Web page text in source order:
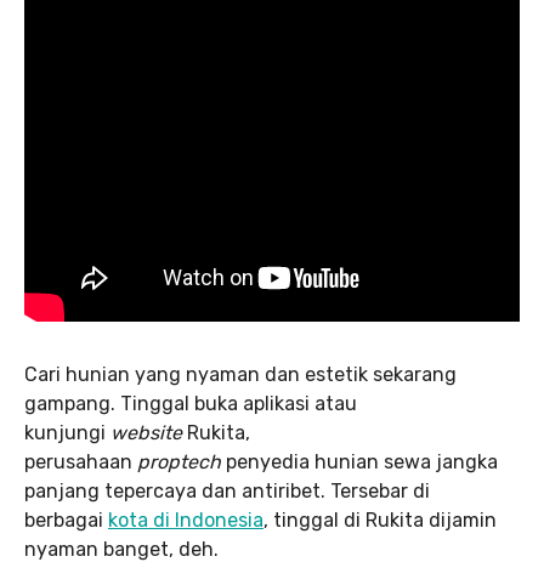
Cari hunian yang nyaman dan estetik sekarang
gampang. Tinggal buka aplikasi atau
kunjungi websiteRukita,
perusahaan proptech penyedia hunian sewa jangka
panjang tepercaya dan antiribet. Tersebar di
berbagai kota di Indonesia, tinggal di Rukita dijamin
nyaman banget, deh.